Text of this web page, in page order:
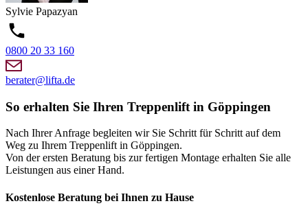
Sylvie Papazyan
0800 20 33 160
berater@lifta.de
So erhalten Sie Ihren Treppenlift in Göppingen
Nach Ihrer Anfrage begleiten wir Sie Schritt für Schritt auf dem
Weg zu Ihrem Treppenlift in Göppingen.
Von der ersten Beratung bis zur fertigen Montage erhalten Sie alle
Leistungen aus einer Hand.
Kostenlose Beratung bei Ihnen zu Hause